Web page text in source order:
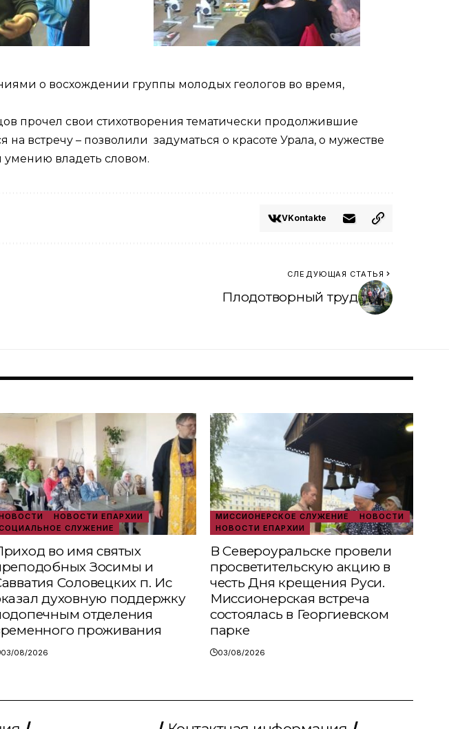
о восхождении группы молодых геологов во время,
прочел свои стихотворения тематически продолжившие
встречу – позволили задуматься о красоте Урала, о мужестве
умению владеть словом.
VKontakte
СЛЕДУЮЩАЯ СТАТЬЯ
Плодотворный труд
НОВОСТИ ЕПАРХИИ
СЛУЖЕНИЕ
во имя святых
Зосимы и
Соловецких п. Ис
духовную поддержку
отделения
проживания
03/08/2026
МИССИОНЕРСКОЕ СЛУЖЕНИЕ
НОВОСТИ
НОВОСТИ ЕПАРХИИ
В Североуральске провели
просветительскую акцию в
честь Дня крещения Руси.
Миссионерская встреча
состоялась в Георгиевском
парке
03/08/2026